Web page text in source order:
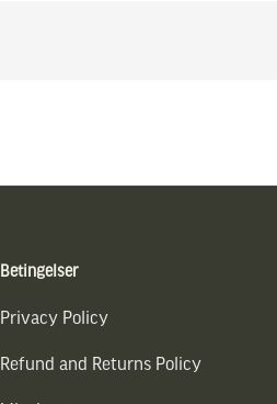
Betingelser
Privacy Policy
Refund and Returns Policy